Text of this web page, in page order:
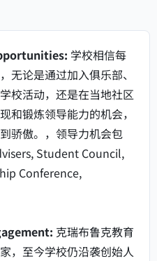
学校相信每
无论是通过加入俱乐部、
校活动，还是在当地社区
和锻炼领导能力的机会，
骄傲。，领导力机会包
Student Council,
Conference,
克瑞布鲁克教育
，至今学校仍沿袭创始人